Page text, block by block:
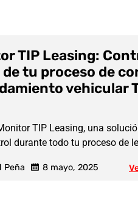
TIP Leasing:
de tu proceso de
vehicular
Peña 8 mayo, 2025
TIP Leasing, una
durante todo tu proceso de